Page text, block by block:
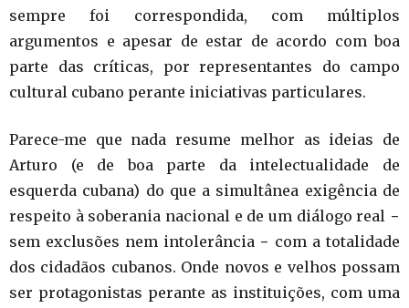
sempre foi correspondida, com múltiplos
argumentos e apesar de estar de acordo com boa
parte das críticas, por representantes do campo
cultural cubano perante iniciativas particulares.
Parece-me que nada resume melhor as ideias de
Arturo (e de boa parte da intelectualidade de
esquerda cubana) do que a simultânea exigência de
respeito à soberania nacional e de um diálogo real −
sem exclusões nem intolerância − com a totalidade
dos cidadãos cubanos. Onde novos e velhos possam
ser protagonistas perante as instituições, com uma